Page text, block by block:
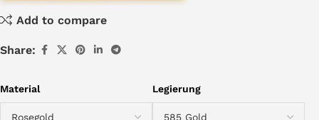
Add to compare
Share:
Material Legierung